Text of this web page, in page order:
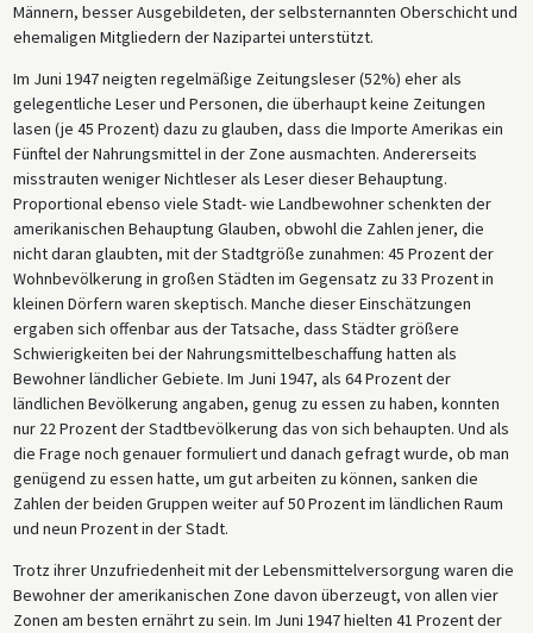
Männern, besser Ausgebildeten, der selbsternannten Oberschicht und
ehemaligen Mitgliedern der Nazipartei unterstützt.
Im Juni 1947 neigten regelmäßige Zeitungsleser (52%) eher als
gelegentliche Leser und Personen, die überhaupt keine Zeitungen
lasen (je 45 Prozent) dazu zu glauben, dass die Importe Amerikas ein
Fünftel der Nahrungsmittel in der Zone ausmachten. Andererseits
misstrauten weniger Nichtleser als Leser dieser Behauptung.
Proportional ebenso viele Stadt- wie Landbewohner schenkten der
amerikanischen Behauptung Glauben, obwohl die Zahlen jener, die
nicht daran glaubten, mit der Stadtgröße zunahmen: 45 Prozent der
Wohnbevölkerung in großen Städten im Gegensatz zu 33 Prozent in
kleinen Dörfern waren skeptisch. Manche dieser Einschätzungen
ergaben sich offenbar aus der Tatsache, dass Städter größere
Schwierigkeiten bei der Nahrungsmittelbeschaffung hatten als
Bewohner ländlicher Gebiete. Im Juni 1947, als 64 Prozent der
ländlichen Bevölkerung angaben, genug zu essen zu haben, konnten
nur 22 Prozent der Stadtbevölkerung das von sich behaupten. Und als
die Frage noch genauer formuliert und danach gefragt wurde, ob man
genügend zu essen hatte, um gut arbeiten zu können, sanken die
Zahlen der beiden Gruppen weiter auf 50 Prozent im ländlichen Raum
und neun Prozent in der Stadt.
Trotz ihrer Unzufriedenheit mit der Lebensmittelversorgung waren die
Bewohner der amerikanischen Zone davon überzeugt, von allen vier
Zonen am besten ernährt zu sein. Im Juni 1947 hielten 41 Prozent der